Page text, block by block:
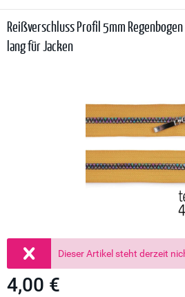
Reißverschluss Profil 5mm
lang für Jacken
Dieser Artikel steht derzeit
4,00 €